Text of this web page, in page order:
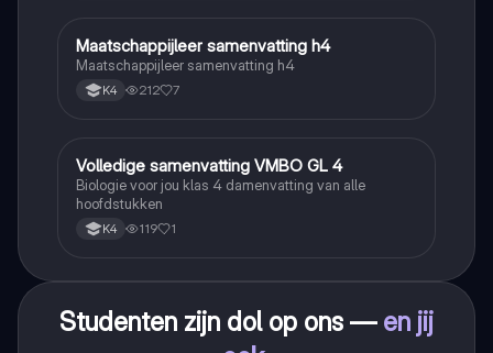
Maatschappijleer
Maatschappijleer samenvatting h4
Maatschappijleer samenvatting h4
K4 212 7
Biologie
Volledige samenvatting VMBO GL 4
Biologie voor jou klas 4 damenvatting van alle
hoofdstukken
K4 119 1
Studenten zijn dol op ons — en jij